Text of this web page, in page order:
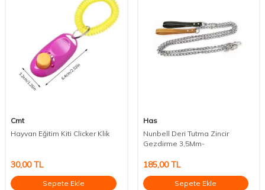
Cmt
Hayvan Eğitim Kiti Clicker Klik
30,00TL
Sepete Ekle
Has
Nunbell Deri Tutma Zincir
Gezdirme 3,5Mm-
185,00TL
Sepete Ekle